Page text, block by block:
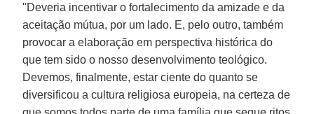
"Deveria incentivar o fortalecimento da amizade e da
aceitação mútua, por um lado. E, pelo outro, também
provocar a elaboração em perspectiva histórica do
que tem sido o nosso desenvolvimento teológico.
Devemos, finalmente, estar ciente do quanto se
diversificou a cultura religiosa europeia, na certeza de